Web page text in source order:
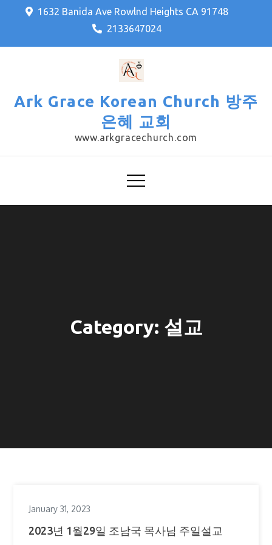
1632 Banida Ave Rowlnd Heights CA 91748
2133647024
Ark Grace Korean Church 방주
은혜 교회
www.arkgracechurch.com
Category: 설교
January 31, 2023
2023년 1월29일 조남국 목사님 주일설교